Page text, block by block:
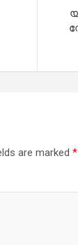
are marked *